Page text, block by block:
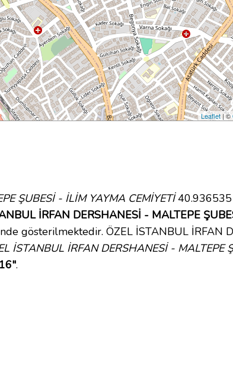
Leaflet| ©
ŞUBESİ - İLİM YAYMA CEMİYETİ40.936535
İRFAN DERSHANESİ - MALTEPE
gösterilmektedir. ÖZEL İSTANBUL İRFAN
İSTANBUL İRFAN DERSHANESİ - MALTEPE
.